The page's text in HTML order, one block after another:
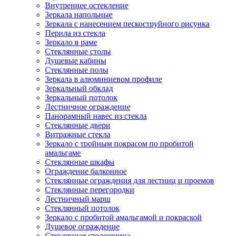
Внутреннее остекление
Зеркала напольные
Зеркала с нанесением пескоструйного рисунка
Перила из стекла
Зеркало в раме
Стеклянные столы
Душевые кабины
Стеклянные полы
Зеркала в алюминиевом профиле
Зеркальный обклад
Зеркальный потолок
Лестничное ограждение
Панорамный навес из стекла
Стеклянные двери
Витражные стекла
Зеркало с тройным покрасом по пробитой
амальгаме
Стеклянные шкафы
Ограждение балконное
Стеклянные ограждения для лестниц и проемов
Стеклянные перегородки
Лестничный марш
Стеклянный потолок
Зеркало с пробитой амальгамой и покраской
Душевое ограждение